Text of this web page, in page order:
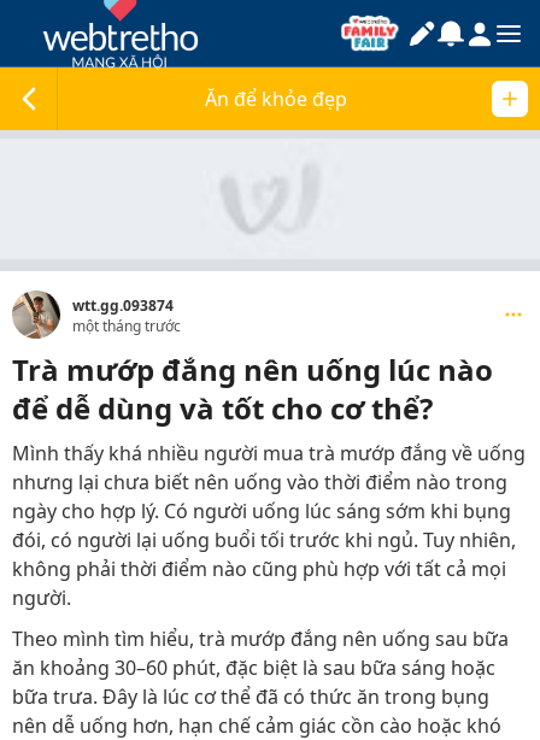
Ăn để khỏe đẹp
wtt.gg.093874
một tháng trước
Trà mướp đắng nên uống lúc nào
để dễ dùng và tốt cho cơ thể?
Mình thấy khá nhiều người mua trà mướp đắng về uống
nhưng lại chưa biết nên uống vào thời điểm nào trong
ngày cho hợp lý. Có người uống lúc sáng sớm khi bụng
đói, có người lại uống buổi tối trước khi ngủ. Tuy nhiên,
không phải thời điểm nào cũng phù hợp với tất cả mọi
người.
Theo mình tìm hiểu, trà mướp đắng nên uống sau bữa
ăn khoảng 30–60 phút, đặc biệt là sau bữa sáng hoặc
bữa trưa. Đây là lúc cơ thể đã có thức ăn trong bụng
nên dễ uống hơn, hạn chế cảm giác cồn cào hoặc khó